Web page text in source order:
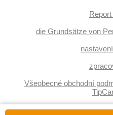
die Grundsätze von
Všeobecné obchodní